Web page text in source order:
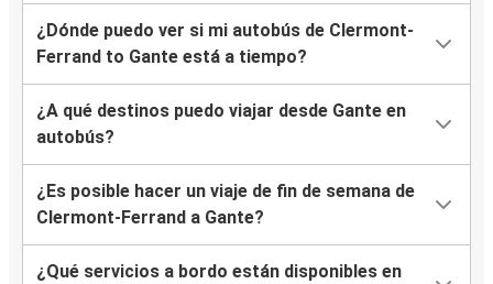
¿Dónde puedo ver si mi autobús de Clermont-
Ferrand to Gante está a tiempo?
¿A qué destinos puedo viajar desde Gante en
autobús?
¿Es posible hacer un viaje de fin de semana de
Clermont-Ferrand a Gante?
¿Qué servicios a bordo están disponibles en